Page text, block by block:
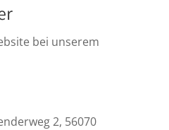
bei unserem
2, 56070